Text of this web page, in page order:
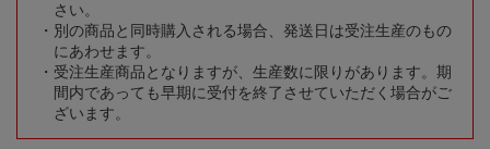
さい。
別の商品と同時購入される場合、発送日は受注生産のもの
にあわせます。
受注生産商品となりますが、生産数に限りがあります。期
間内であっても早期に受付を終了させていただく場合がご
ざいます。